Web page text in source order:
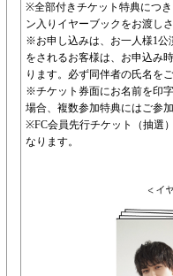
※全部付きチケット特典につ
ン入りイヤーブックをお渡し
※お申し込みは、お一人様1公
をされるお客様は、お申込み
ります。必ず同伴者の氏名を
※チケット券面にお名前を印
場合、複数参加特典にはご参加
※FC会員先行チケット（抽選
なります。